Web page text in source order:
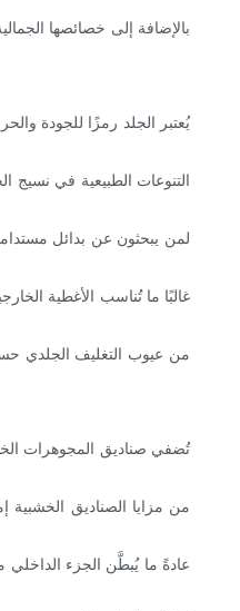
بالإضافة إلى خصائصها
يُعتبر الجلد رمزًا للجودة
التنوعات الطبيعية في نسيج
لمن يبحثون عن بدائل
غالبًا ما تُناسب الأغطية
من عيوب التغليف الجلدي
تُضفي صناديق المجوهرات
من مزايا الصناديق الخشبية
عادةً ما يُبطَّن الجزء الداخلي